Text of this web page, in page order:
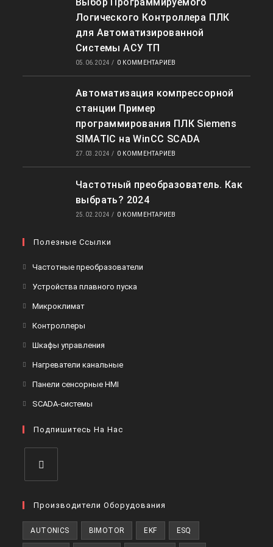
Логического Контроллера ПЛК
для Автоматизированной
Системы АСУ ТП
05.06.2024 / 0 КОММЕНТАРИЕВ
Автоматизация компрессорной
станции Пример
программирования ПЛК Siemens
SIMATIC на WinCC SCADA
27.03.2024 / 0 КОММЕНТАРИЕВ
Частотный преобразователь. Как
выбрать? 2024
25.02.2024 / 0 КОММЕНТАРИЕВ
Полезные Ссылки
Частотные преобразователи
Устройства плавного пуска
МикроклиматОткроется
вкладке
Контроллеры
вкладке
Шкафы управления
вкладке
Нагреватели канальныеОткроется
Панели сенсорные HMI
вкладке
SCADA-системы
новой
Подпишитесь На Нас
в
вкладке
Производители Оборудования
AUTONICS BIMOTOR EKF ESQ